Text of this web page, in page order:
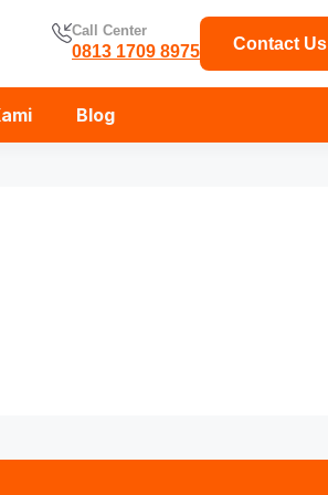
Call Center
0813 1709 8975 Contact Us
Blog